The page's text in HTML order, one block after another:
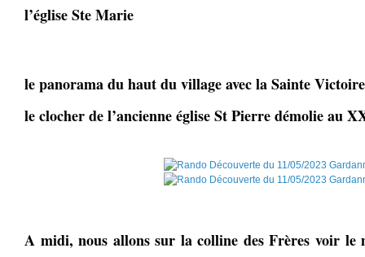
l’église Ste Marie
le panorama du haut du village avec la Sainte
le clocher de l’ancienne église St Pierre démolie au
A midi, nous allons sur la colline des Frères voir le